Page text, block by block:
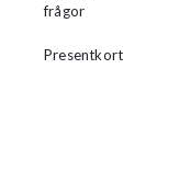
frågor
Presentkort